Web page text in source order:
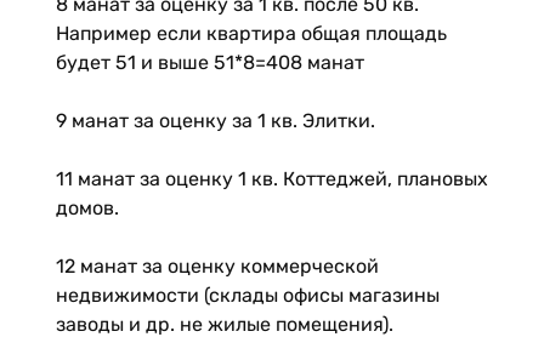
Например если квартира общая площадь
будет 51 и выше 51*8=408 манат
9 манат за оценку за 1 кв. Элитки.
11 манат за оценку 1 кв. Коттеджей, плановых
домов.
12 манат за оценку коммерческой
недвижимости (склады офисы магазины
заводы и др. не жилые помещения).